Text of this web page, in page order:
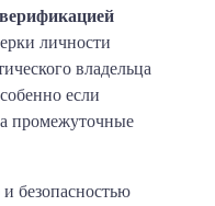
личности
владельца
если
промежуточные
безопасностью